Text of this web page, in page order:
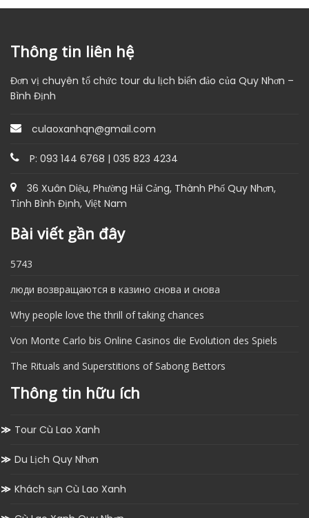
Thông tin liên hệ
Đơn vị chuyên tổ chức tour du lịch biển đảo của Quy Nhơn –
Bình Định
culaoxanhqn@gmail.com
P: 093 144 6768 | 035 823 4234
36 Xuân Diệu, Phường Hải Cảng, Thành Phố Quy Nhơn,
Tỉnh Bình Định, Việt Nam
Bài viết gần đây
5743
люди возвращаются в казино снова и снова
Why people love the thrill of taking chances
Von Monte Carlo bis Online Casinos die Evolution des Spiels
The Rituals and Superstitions of Sabong Bettors
Thông tin hữu ích
Tour Cù Lao Xanh
Du Lịch Quy Nhơn
Khách sạn Cù Lao Xanh